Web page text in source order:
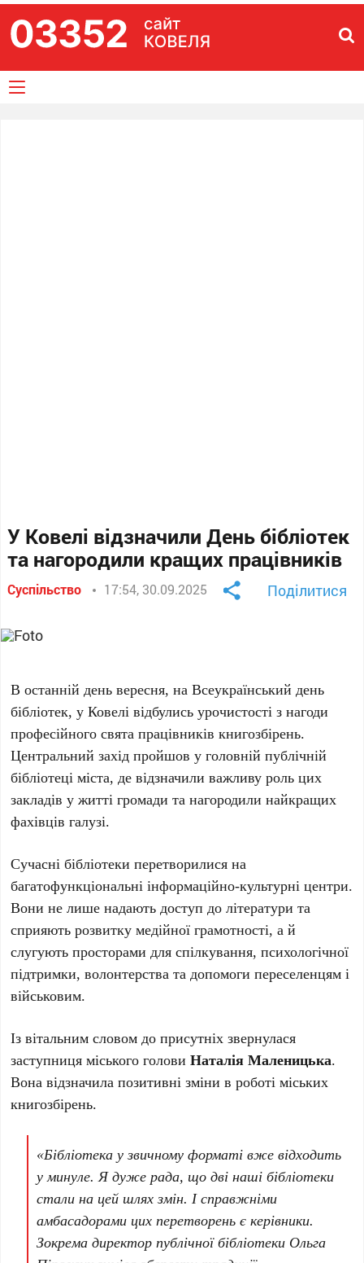
У Ковелі відзначили День бібліотек
та нагородили кращих працівників
Суспільство 17:54, 30.09.2025 Поділитися
В останній день вересня, на Всеукраїнський день
бібліотек, у Ковелі відбулись урочистості з нагоди
професійного свята працівників книгозбірень.
Центральний захід пройшов у головній публічній
бібліотеці міста, де відзначили важливу роль цих
закладів у житті громади та нагородили найкращих
фахівців галузі.
Сучасні бібліотеки перетворилися на
багатофункціональні інформаційно-культурні центри.
Вони не лише надають доступ до літератури та
сприяють розвитку медійної грамотності, а й
слугують просторами для спілкування, психологічної
підтримки, волонтерства та допомоги переселенцям і
військовим.
Із вітальним словом до присутніх звернулася
заступниця міського головиНаталія Маленицька.
Вона відзначила позитивні зміни в роботі міських
книгозбірень.
«Бібліотека у звичному форматі вже відходить
у минуле. Я дуже рада, що дві наші бібліотеки
стали на цей шлях змін. І справжніми
амбасадорами цих перетворень є керівники.
Зокрема директор публічної бібліотеки Ольга